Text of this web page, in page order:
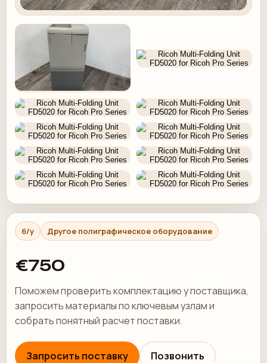
б/у Другое полиграфическое оборудование
€750
Поможем проверить комплектацию у поставщика,
запросить материалы по ключевым узлам и
собрать понятный расчет поставки.
Запросить поставку Позвонить